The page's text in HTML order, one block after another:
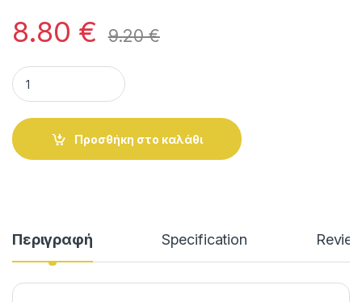
8.80 € 9.20€
WD-40 ΣΠΡΕΙ ΛΙΠΑΝΤΙΚΟ-ΑΝΤΙΣΚΩΡΙΑΚΟ. 250ml (με
Προσθήκη στο καλάθι
Περιγραφή Specification